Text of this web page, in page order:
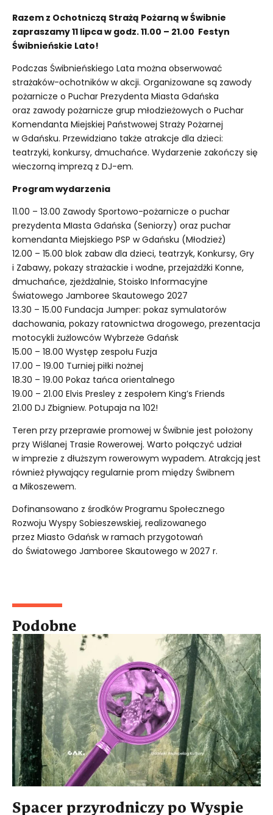
Razem z Ochotniczą Strażą Pożarną w Świbnie
zapraszamy 11 lipca w godz. 11.00 – 21.00 Festyn
Świbnieńskie Lato!
Podczas Świbnieńskiego Lata można obserwować
strażaków-ochotników w akcji. Organizowane są zawody
pożarnicze o Puchar Prezydenta Miasta Gdańska
oraz zawody pożarnicze grup młodzieżowych o Puchar
Komendanta Miejskiej Państwowej Straży Pożarnej
w Gdańsku. Przewidziano także atrakcje dla dzieci:
teatrzyki, konkursy, dmuchańce. Wydarzenie zakończy się
wieczorną imprezą z DJ-em.
Program wydarzenia
11.00 – 13.00 Zawody Sportowo-pożarnicze o puchar
prezydenta MIasta Gdańska (Seniorzy) oraz puchar
komendanta Miejskiego PSP w Gdańsku (Młodzież)
12.00 – 15.00 blok zabaw dla dzieci, teatrzyk, Konkursy, Gry
i Zabawy, pokazy strażackie i wodne, przejażdżki Konne,
dmuchańce, zjeżdżalnie, Stoisko Informacyjne
Światowego Jamboree Skautowego 2027
13.30 – 15.00 Fundacja Jumper: pokaz symulatorów
dachowania, pokazy ratownictwa drogowego, prezentacja
motocykli żużlowców Wybrzeże Gdańsk
15.00 – 18.00 Występ zespołu Fuzja
17.00 – 19.00 Turniej piłki nożnej
18.30 – 19.00 Pokaz tańca orientalnego
19.00 – 21.00 Elvis Presley z zespołem King’s Friends
21.00 DJ Zbigniew. Potupaja na 102!
Teren przy przeprawie promowej w Świbnie jest położony
przy Wiślanej Trasie Rowerowej. Warto połączyć udział
w imprezie z dłuższym rowerowym wypadem. Atrakcją jest
również pływający regularnie prom między Świbnem
a Mikoszewem.
Dofinansowano z środków Programu Społecznego
Rozwoju Wyspy Sobieszewskiej, realizowanego
przez Miasto Gdańsk w ramach przygotowań
do Światowego Jamboree Skautowego w 2027 r.
Podobne
Spacer przyrodniczy po Wyspie